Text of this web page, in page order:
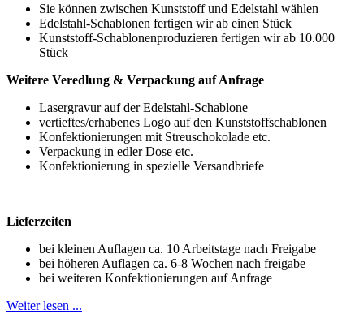
Sie können zwischen Kunststoff und Edelstahl wählen
Edelstahl-Schablonen fertigen wir ab einen Stück
Kunststoff-Schablonenproduzieren fertigen wir ab 10.000
Stück
Weitere Veredlung & Verpackung auf Anfrage
Lasergravur auf der Edelstahl-Schablone
vertieftes/erhabenes Logo auf den Kunststoffschablonen
Konfektionierungen mit Streuschokolade etc.
Verpackung in edler Dose etc.
Konfektionierung in spezielle Versandbriefe
Lieferzeiten
bei kleinen Auflagen ca. 10 Arbeitstage nach Freigabe
bei höheren Auflagen ca. 6-8 Wochen nach freigabe
bei weiteren Konfektionierungen auf Anfrage
Weiter lesen ...